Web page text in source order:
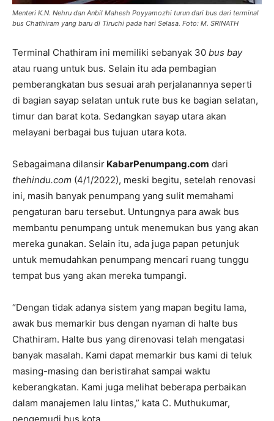
Menteri K.N. Nehru dan Anbil Mahesh Poyyamozhi turun dari bus dari terminal
bus Chathiram yang baru di Tiruchi pada hari Selasa. Foto: M. SRINATH
Terminal Chathiram ini memiliki sebanyak 30 bus bay
atau ruang untuk bus. Selain itu ada pembagian
pemberangkatan bus sesuai arah perjalanannya seperti
di bagian sayap selatan untuk rute bus ke bagian selatan,
timur dan barat kota. Sedangkan sayap utara akan
melayani berbagai bus tujuan utara kota.
Sebagaimana dilansir KabarPenumpang.com dari
thehindu.com (4/1/2022), meski begitu, setelah renovasi
ini, masih banyak penumpang yang sulit memahami
pengaturan baru tersebut. Untungnya para awak bus
membantu penumpang untuk menemukan bus yang akan
mereka gunakan. Selain itu, ada juga papan petunjuk
untuk memudahkan penumpang mencari ruang tunggu
tempat bus yang akan mereka tumpangi.
“Dengan tidak adanya sistem yang mapan begitu lama,
awak bus memarkir bus dengan nyaman di halte bus
Chathiram. Halte bus yang direnovasi telah mengatasi
banyak masalah. Kami dapat memarkir bus kami di teluk
masing-masing dan beristirahat sampai waktu
keberangkatan. Kami juga melihat beberapa perbaikan
dalam manajemen lalu lintas,” kata C. Muthukumar,